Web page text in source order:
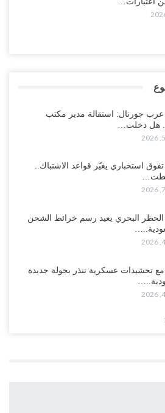
عرب جورنال: استقالة مدير مكتب
هل دخلت…
تفوق استخباري يغيّر قواعد الاشتباك..
الحظر البحري يعيد رسم خرائط الشحن
تحشيدات عسكرية تنذر بجولة جديدة